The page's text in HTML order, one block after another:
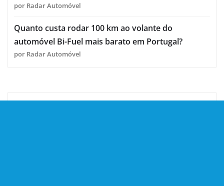
por Radar Automóvel
Quanto custa rodar 100 km ao volante do
automóvel Bi-Fuel mais barato em Portugal?
por Radar Automóvel